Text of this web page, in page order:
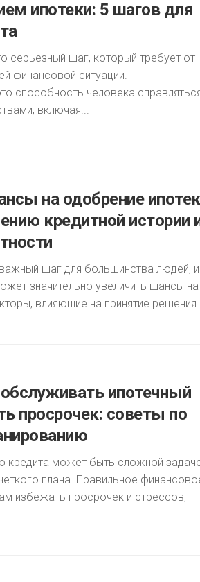
ипотеки: 5 шагов для
серьезный шаг, который требует от
финансовой ситуации.
способность человека
включая...
на одобрение
кредитной истории
шаг для большинства людей, и
значительно увеличить шансы на
влияющие на принятие
ипотечный
просрочек: советы по
кредита может быть сложной
плана. Правильное
избежать просрочек и стрессов,